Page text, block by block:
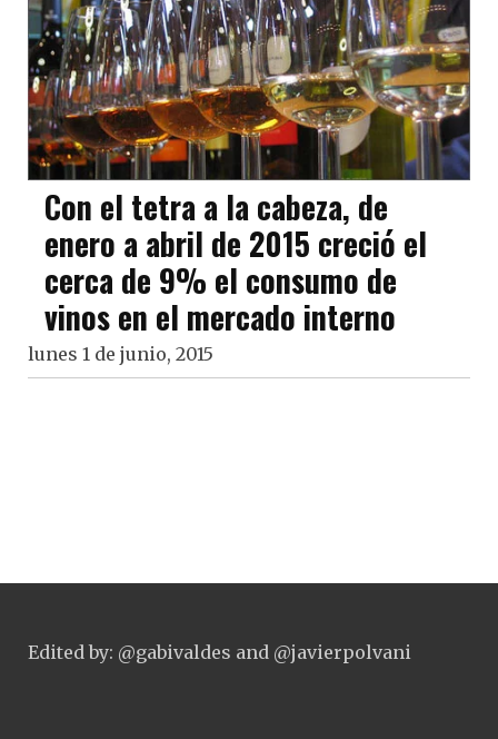
Con el tetra a la cabeza, de
enero a abril de 2015 creció el
cerca de 9% el consumo de
vinos en el mercado interno
lunes 1 de junio, 2015
Edited by: @gabivaldes and @javierpolvani